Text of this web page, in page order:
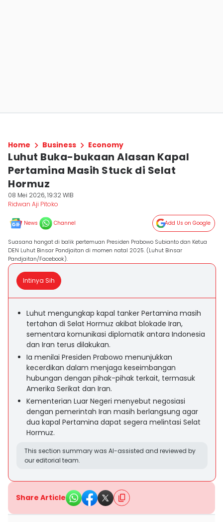
Home Business Economy
Luhut Buka-bukaan Alasan Kapal
Pertamina Masih Stuck di Selat
Hormuz
08 Mei 2026, 19:32 WIB
Ridwan Aji Pitoko
News Channel Add Us on Google
Suasana hangat di balik pertemuan Presiden Prabowo Subianto dan Ketua
DEN Luhut Binsar Pandjaitan di momen natal 2025. (Luhut Binsar
Pandjaitan/Facebook).
Intinya Sih
Luhut mengungkap kapal tanker Pertamina masih
tertahan di Selat Hormuz akibat blokade Iran,
sementara komunikasi diplomatik antara Indonesia
dan Iran terus dilakukan.
Ia menilai Presiden Prabowo menunjukkan
kecerdikan dalam menjaga keseimbangan
hubungan dengan pihak-pihak terkait, termasuk
Amerika Serikat dan Iran.
Kementerian Luar Negeri menyebut negosiasi
dengan pemerintah Iran masih berlangsung agar
dua kapal Pertamina dapat segera melintasi Selat
Hormuz.
This section summary was AI-assisted and reviewed by
our editorial team.
Share Article